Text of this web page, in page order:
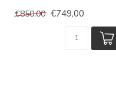
€850,00 €749,00